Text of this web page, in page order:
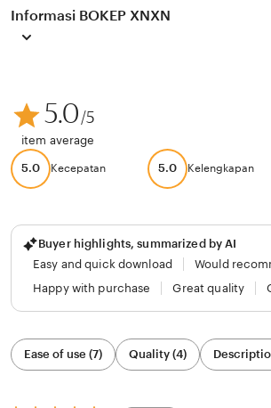
Informasi BOKEP XNXN
5.0/5
item average
5.0 Kecepatan 5.0 Kelengkapan
Buyer highlights, summarized by AI
Easy and quick download
Would
Happy with purchase
Great quality
Filter
by
category
Ease of use (7) Quality (4)